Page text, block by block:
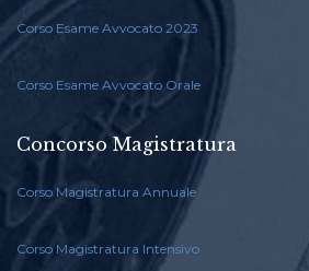
Corso Esame Avvocato 2023
Corso Esame Avvocato Orale
Concorso Magistratura
Corso Magistratura Annuale
Corso Magistratura Intensivo